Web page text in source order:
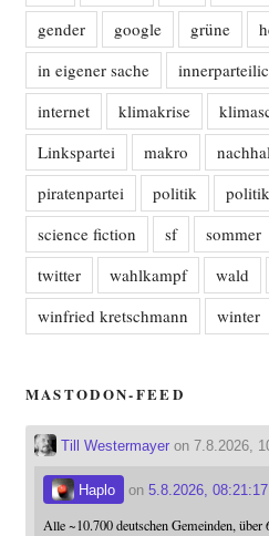
gender
google grüne
in eigener sache
internet
klimakrise
Linkspartei
makro
piratenpartei
politik
science fiction
sf sommer
twitter
wahlkampf wald
winfried kretschmann
winter
MASTODON-FEED
Till Westermayeron 7.8.2026,
Haplo on 5.8.2026, 08:21:17
Alle ~10.700 deutschen Gemeinden, über